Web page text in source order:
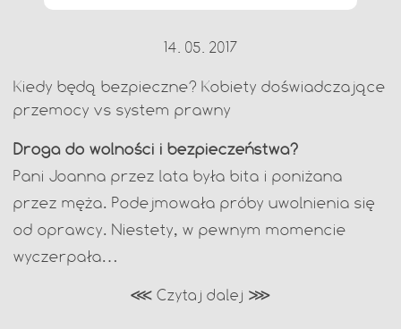
14. 05. 2017
Kiedy będą bezpieczne? Kobiety doświadczające
przemocy vs system prawny
Droga do wolności i bezpieczeństwa?
Pani Joanna przez lata była bita i poniżana
przez męża. Podejmowała próby uwolnienia się
od oprawcy. Niestety, w pewnym momencie
wyczerpała…
⋘ Czytaj dalej ⋙